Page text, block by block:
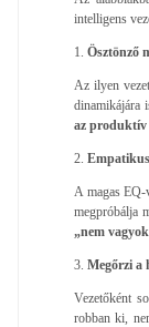
intelligens
1. Ösztönző
Az ilyen
dinamikájára
az produktív
2. Empatikus
A magas
megpróbálja
„nem
3. Megőrzi a
Vezetőként
robban ki,